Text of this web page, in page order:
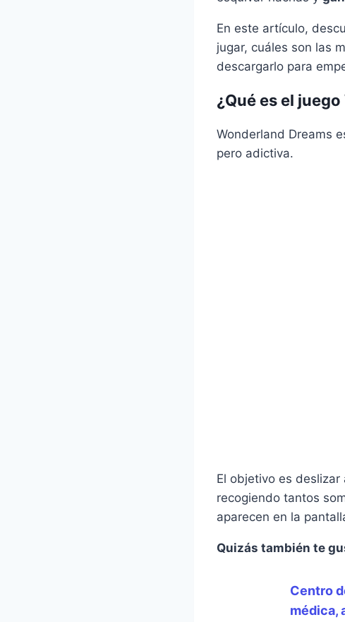
En este artículo,
jugar, cuáles son las
descargarlo para
¿Qué es el
Wonderland Dreams
pero adictiva.
El objetivo es
recogiendo tantos
aparecen en la
Quizás también te
Centro
médica,